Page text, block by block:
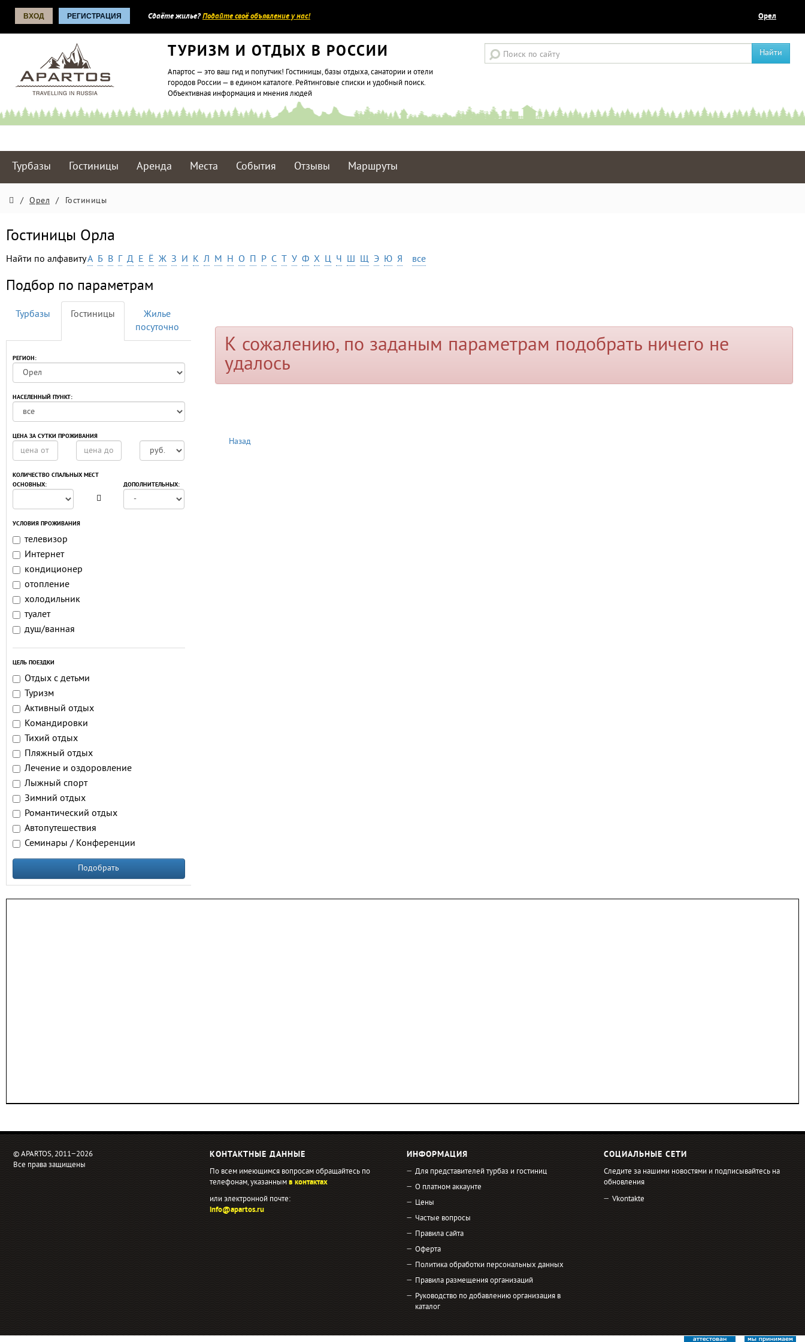
ВХОД РЕГИСТРАЦИЯ Сдаёте жилье?Подайте своё объявление у нас! Орел
ТУРИЗМ И ОТДЫХ В РОССИИ
Апартос — это ваш гид и попутчик! Гостиницы, базы отдыха, санатории и отели
городов России — в едином каталоге. Рейтинговые списки и удобный поиск.
Объективная информация и мнения людей
Найти
Турбазы Гостиницы Аренда Места События Отзывы Маршруты
/ Орел / Гостиницы
Гостиницы Орла
Найти по алфавитуА Б В Г Д Е Ё Ж З И К Л М Н О П Р С Т У Ф Х Ц Ч Ш Щ Э Ю Я все
Подбор по параметрам
Турбазы Гостиницы
Жилье
посуточно
РЕГИОН:
НАСЕЛЕННЫЙ ПУНКТ:
ЦЕНА ЗА СУТКИ ПРОЖИВАНИЯ
КОЛИЧЕСТВО СПАЛЬНЫХ МЕСТ
ОСНОВНЫХ:
ДОПОЛНИТЕЛЬНЫХ:
УСЛОВИЯ ПРОЖИВАНИЯ
телевизор
Интернет
кондиционер
отопление
холодильник
туалет
душ/ванная
ЦЕЛЬ ПОЕЗДКИ
Отдых с детьми
Туризм
Активный отдых
Командировки
Тихий отдых
Пляжный отдых
Лечение и оздоровление
Лыжный спорт
Зимний отдых
Романтический отдых
Автопутешествия
Семинары / Конференции
Подобрать
К сожалению, по заданым параметрам подобрать ничего не
удалось
Назад
© APARTOS, 2011−2026
Все права защищены
КОНТАКТНЫЕ ДАННЫЕ
По всем имеющимся вопросам обращайтесь по
телефонам, указаннымв контактах
или электронной почте:
info@apartos.ru
ИНФОРМАЦИЯ
Для представителей турбаз и гостиниц
О платном аккаунте
Цены
Частые вопросы
Правила сайта
Оферта
Политика обработки персональных данных
Правила размещения организаций
Руководство по добавлению организация в
каталог
СОЦИАЛЬНЫЕ СЕТИ
Следите за нашими новостями и подписывайтесь на
обновления
Vkontakte